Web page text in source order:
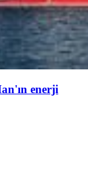
enerji